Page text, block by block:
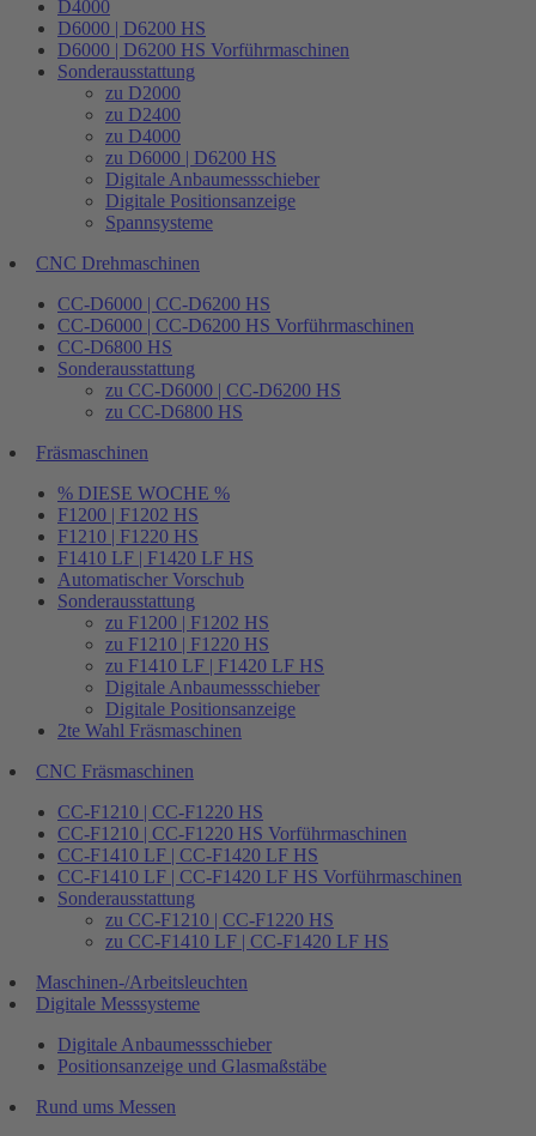
D4000
D6000 | D6200 HS
D6000 | D6200 HS Vorführmaschinen
Sonderausstattung
zu D2000
zu D2400
zu D4000
zu D6000 | D6200 HS
Digitale Anbaumessschieber
Digitale Positionsanzeige
Spannsysteme
CNC Drehmaschinen
CC-D6000 | CC-D6200 HS
CC-D6000 | CC-D6200 HS Vorführmaschinen
CC-D6800 HS
Sonderausstattung
zu CC-D6000 | CC-D6200 HS
zu CC-D6800 HS
Fräsmaschinen
% DIESE WOCHE %
F1200 | F1202 HS
F1210 | F1220 HS
F1410 LF | F1420 LF HS
Automatischer Vorschub
Sonderausstattung
zu F1200 | F1202 HS
zu F1210 | F1220 HS
zu F1410 LF | F1420 LF HS
Digitale Anbaumessschieber
Digitale Positionsanzeige
2te Wahl Fräsmaschinen
CNC Fräsmaschinen
CC-F1210 | CC-F1220 HS
CC-F1210 | CC-F1220 HS Vorführmaschinen
CC-F1410 LF | CC-F1420 LF HS
CC-F1410 LF | CC-F1420 LF HS Vorführmaschinen
Sonderausstattung
zu CC-F1210 | CC-F1220 HS
zu CC-F1410 LF | CC-F1420 LF HS
Maschinen-/Arbeitsleuchten
Digitale Messsysteme
Digitale Anbaumessschieber
Positionsanzeige und Glasmaßstäbe
Rund ums Messen